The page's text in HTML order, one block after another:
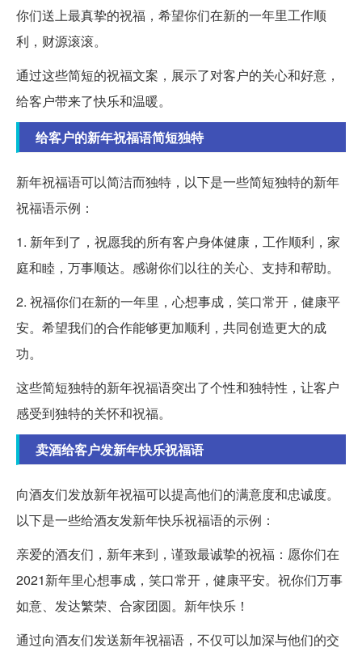
你们送上最真挚的祝福，希望你们在新的一年里工作顺
利，财源滚滚。
通过这些简短的祝福文案，展示了对客户的关心和好意，
给客户带来了快乐和温暖。
给客户的新年祝福语简短独特
新年祝福语可以简洁而独特，以下是一些简短独特的新年
祝福语示例：
1. 新年到了，祝愿我的所有客户身体健康，工作顺利，家
庭和睦，万事顺达。感谢你们以往的关心、支持和帮助。
2. 祝福你们在新的一年里，心想事成，笑口常开，健康平
安。希望我们的合作能够更加顺利，共同创造更大的成
功。
这些简短独特的新年祝福语突出了个性和独特性，让客户
感受到独特的关怀和祝福。
卖酒给客户发新年快乐祝福语
向酒友们发放新年祝福可以提高他们的满意度和忠诚度。
以下是一些给酒友发新年快乐祝福语的示例：
亲爱的酒友们，新年来到，谨致最诚挚的祝福：愿你们在
2021新年里心想事成，笑口常开，健康平安。祝你们万事
如意、发达繁荣、合家团圆。新年快乐！
通过向酒友们发送新年祝福语，不仅可以加深与他们的交